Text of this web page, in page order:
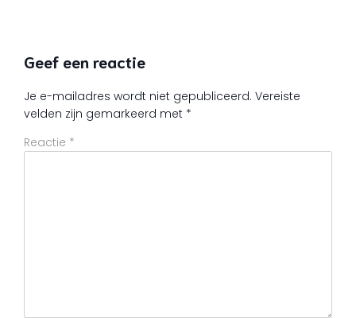
Geef een reactie
Je e-mailadres wordt niet gepubliceerd. Vereiste
velden zijn gemarkeerd met *
Reactie *